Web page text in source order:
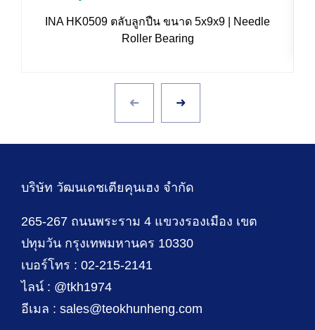
INA HK0509 ตลับลูกปืน ขนาด 5x9x9 | Needle
Roller Bearing
บริษัท วัฒนเดชเตียคุนเฮง จำกัด
265-267 ถนนพระราม 4 แขวงรองเมือง เขต
ปทุมวัน กรุงเทพมหานคร 10330
เบอร์โทร : 02-215-2141
ไลน์ : @tkh1974
อีเมล : sales@teokhunheng.com